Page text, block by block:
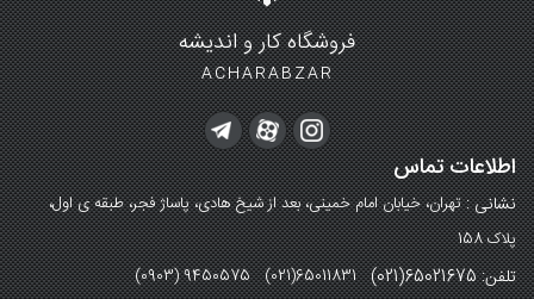
فروشگاه کار و اندیشه
ACHARABZAR
اطلاعات تماس
نشانی :تهران، خیابان امام خمینی، بعد از شیخ هادی، پاساژ فجر، طبقه ی اول،
پلاک 158
تلفن: 65021675(021) (0903) 9450575 (021)65011831